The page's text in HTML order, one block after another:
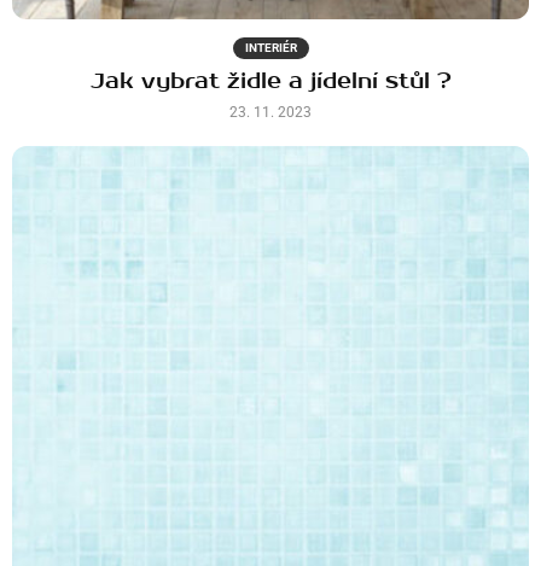
INTERIÉR
Jak vybrat židle a jídelní stůl ?
23. 11. 2023